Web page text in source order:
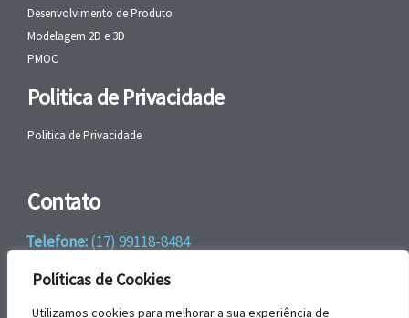
Políticas de Cookies
Utilizamos cookies para melhorar a sua experiência de
Desenvolvimento de Produto
Modelagem 2D e 3D
PMOC
Politica de Privacidade
Politica de Privacidade
Contato
Telefone:(17) 99118-8484
WhatsApp:+55 (17) 99118-8484
email:faleconosco@gbrengenharia.com